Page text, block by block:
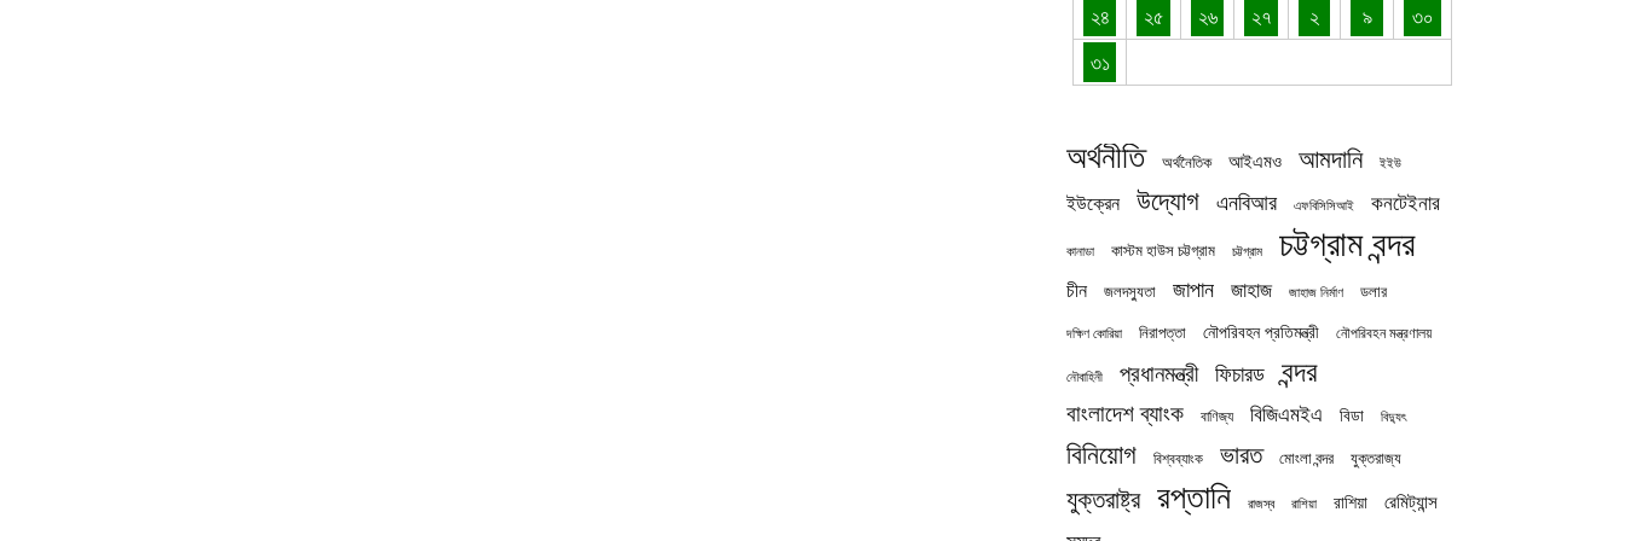
২৪ ২৫ ২৬ ২৭ ২ ৯
৩০
৩১
অর্থনীতি অর্থনৈতিক আইএমও আমদানি ইইউ
ইউক্রেন উদ্যোগ এনবিআর এফবিসিসিআই কনটেইনার
কানাডা কাস্টম হাউস চট্টগ্রাম চট্টগ্রাম চট্টগ্রাম বন্দর
চীন জলদস্যুতা জাপান জাহাজ জাহাজ নির্মাণ ডলার
দক্ষিণ কোরিয়া নিরাপত্তা নৌপরিবহন প্রতিমন্ত্রী নৌপরিবহন মন্ত্রণালয়
নৌবাহিনী প্রধানমন্ত্রী ফিচারড বন্দর
বাংলাদেশ ব্যাংক বাণিজ্য বিজিএমইএ বিডা বিদ্যুৎ
বিনিয়োগ বিশ্বব্যাংক ভারত মোংলা বন্দর যুক্তরাজ্য
যুক্তরাষ্ট্র রপ্তানি রাজস্ব রাশিয়া রাশিয়া রেমিট্যান্স